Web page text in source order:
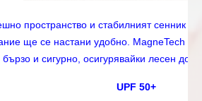
пространство и стабилният сенник
ще се настани удобно. MagneTech
бързо и сигурно, осигурявайки лесен
UPF 50+